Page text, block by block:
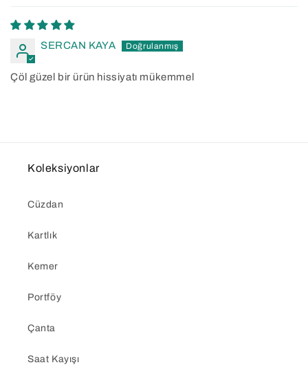
SERCAN KAYA
Çöl güzel bir ürün hissiyatı mükemmel
Koleksiyonlar
Cüzdan
Kartlık
Kemer
Portföy
Çanta
Saat Kayışı